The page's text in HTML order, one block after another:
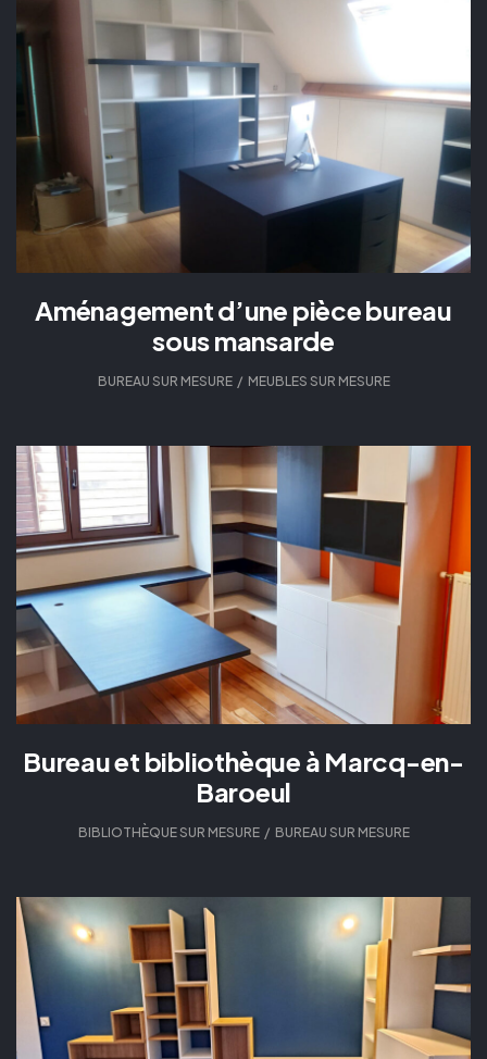
Aménagement d’une pièce bureau
sous mansarde
BUREAU SUR MESURE, MEUBLES SUR MESURE
Bureau et bibliothèque à Marcq-en-
Baroeul
BIBLIOTHÈQUE SUR MESURE, BUREAU SUR MESURE